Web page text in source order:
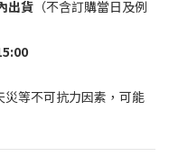
出貨 （不含訂購當日及例
等不可抗力因素，可能